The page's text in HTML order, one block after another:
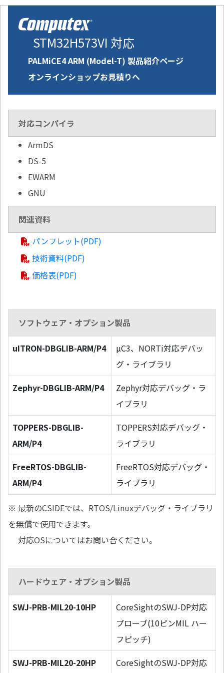
STM32H573VI 対応
PALMiCE4 ARM (Model-T) 製品紹介ページ
オンラインショップお見積りへ
対応コンパイラ
ArmDS
DS-5
EWARM
GNU
関連資料
パンフレット(PDF)
技術資料(PDF)
価格表(PDF)
ソフトウェア・オプション製品
uITRON-DBGLIB-ARM/P4
µC3、NORTi対応デバッ
グ・ライブラリ
Zephyr-DBGLIB-ARM/P4
Zephyr対応デバッグ・ラ
イブラリ
TOPPERS-DBGLIB-
ARM/P4
TOPPERS対応デバッグ・
ライブラリ
FreeRTOS-DBGLIB-
ARM/P4
FreeRTOS対応デバッグ・
ライブラリ
※ 最新のCSIDEでは、RTOS/Linuxデバッグ・ライブラリ
を無償で使用できます。
対応OSについてはお問い合ください。
ハードウェア・オプション製品
SWJ-PRB-MIL20-10HP
CoreSightのSWJ-DP対応
プローブ(10ピンMIL ハー
フピッチ)
SWJ-PRB-MIL20-20HP
CoreSightのSWJ-DP対応